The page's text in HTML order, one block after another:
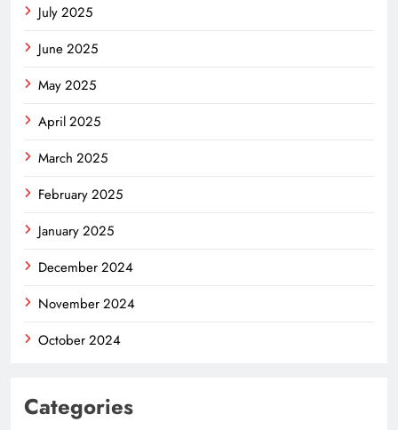
July 2025
June 2025
May 2025
April 2025
March 2025
February 2025
January 2025
December 2024
November 2024
October 2024
Categories